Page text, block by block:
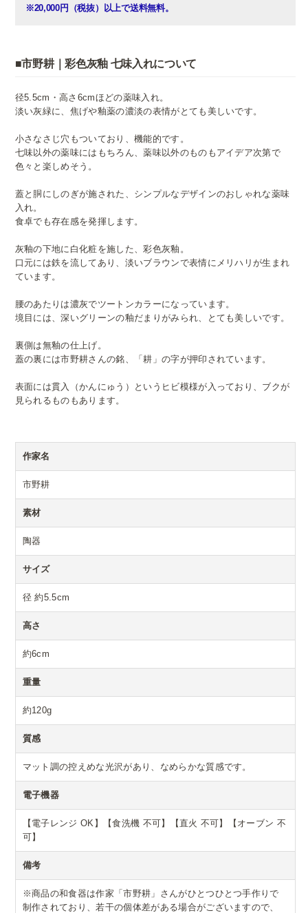
※20,000円（税抜）以上で送料無料。
■市野耕｜彩色灰釉 七味入れについて
径5.5cm・高さ6cmほどの薬味入れ。
淡い灰緑に、焦げや釉薬の濃淡の表情がとても美しいです。
小さなさじ穴もついており、機能的です。
七味以外の薬味にはもちろん、薬味以外のものもアイデア次第で
色々と楽しめそう。
蓋と胴にしのぎが施された、シンプルなデザインのおしゃれな薬味
入れ。
食卓でも存在感を発揮します。
灰釉の下地に白化粧を施した、彩色灰釉。
口元には鉄を流してあり、淡いブラウンで表情にメリハリが生まれ
ています。
腰のあたりは濃灰でツートンカラーになっています。
境目には、深いグリーンの釉だまりがみられ、とても美しいです。
裏側は無釉の仕上げ。
蓋の裏には市野耕さんの銘、「耕」の字が押印されています。
表面には貫入（かんにゅう）というヒビ模様が入っており、ブクが
見られるものもあります。
作家名
市野耕
素材
陶器
サイズ
径 約5.5cm
高さ
約6cm
重量
約120g
質感
マット調の控えめな光沢があり、なめらかな質感です。
電子機器
【電子レンジ OK】【食洗機 不可】【直火 不可】【オーブン 不
可】
備考
※商品の和食器は作家「市野耕」さんがひとつひとつ手作りで
制作されており、若干の個体差がある場合がございますので、